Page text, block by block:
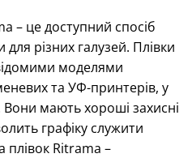
– це доступний спосіб
для різних галузей. Плівки
моделями
та УФ-принтерів, у
мають хороші захисні
графіку служити
Ritrama –